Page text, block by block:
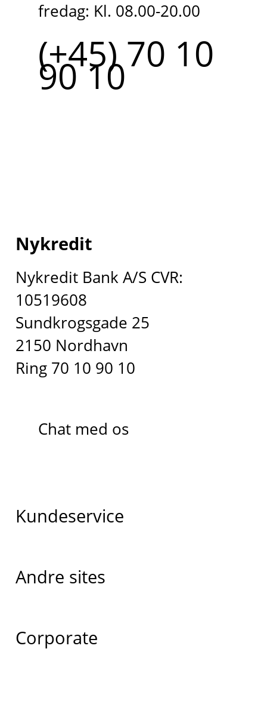
fredag: Kl. 08.00-20.00
(+45) 70 10
90 10
Nykredit
Nykredit Bank A/S CVR:
10519608
Sundkrogsgade 25
2150 Nordhavn
Ring 70 10 90 10
Chat med os
Kundeservice
Andre sites
Corporate